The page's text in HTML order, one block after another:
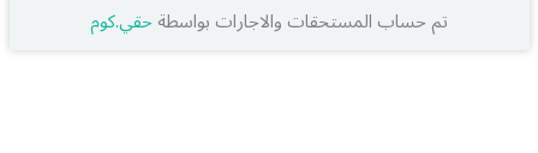
تم حساب المستحقات والاجارات بواسطةحقي.كوم